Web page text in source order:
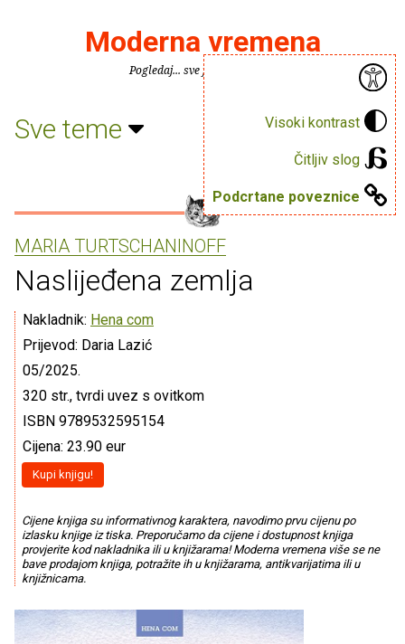
Visoki kontrast
Čitljiv slog
Podcrtane poveznice
Moderna vremena
Pogledaj... sve je puno knjiga.
Sve teme
MARIA TURTSCHANINOFF
Naslijeđena zemlja
Nakladnik: Hena com
Prijevod: Daria Lazić
05/2025.
320 str., tvrdi uvez s ovitkom
ISBN 9789532595154
Cijena: 23.90 eur
Kupi knjigu!
Cijene knjiga su informativnog karaktera, navodimo prvu cijenu po
izlasku knjige iz tiska. Preporučamo da cijene i dostupnost knjiga
provjerite kod nakladnika ili u knjižarama! Moderna vremena više se ne
bave prodajom knjiga, potražite ih u knjižarama, antikvarijatima ili u
knjižnicama.